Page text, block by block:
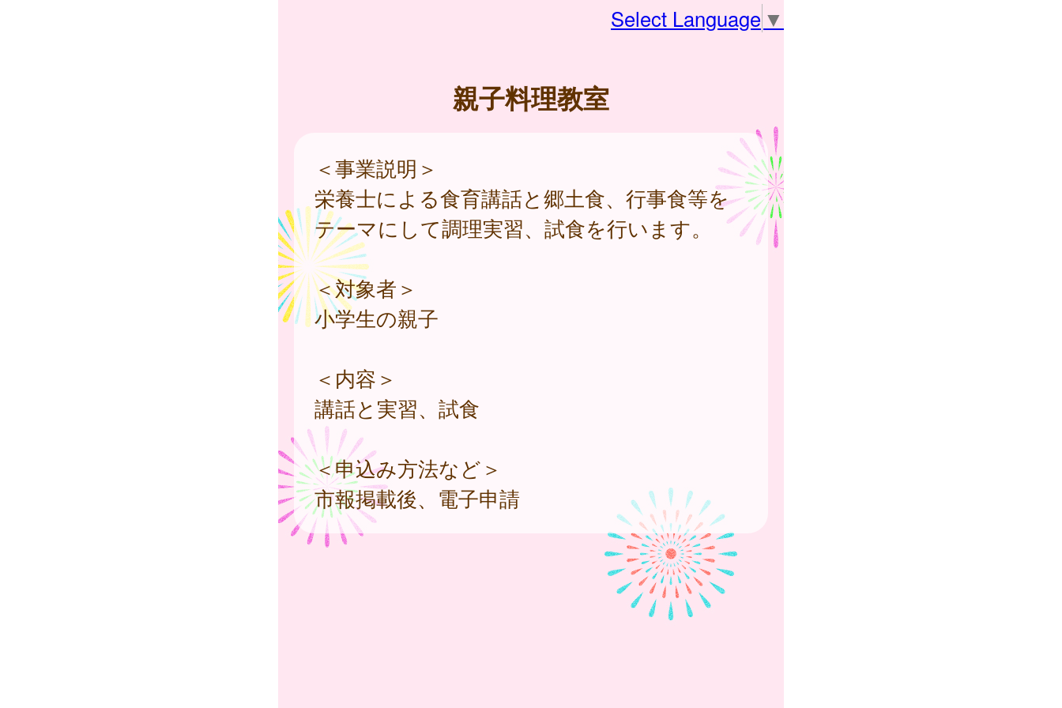
Select Language ▼
親子料理教室
＜事業説明＞
栄養士による食育講話と郷土食、行事食等を
テーマにして調理実習、試食を行います。
＜対象者＞
小学生の親子
＜内容＞
講話と実習、試食
＜申込み方法など＞
市報掲載後、電子申請